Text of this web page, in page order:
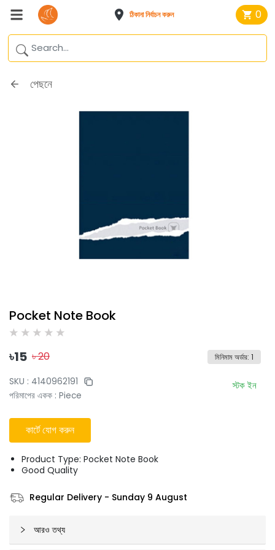
ঠিকানা নির্বাচন করুন 0
পেছনে
Pocket Note Book
৳15 ৳20 মিনিমাম অর্ডার: 1
SKU : 4140962191
পরিমাপের একক : Piece
স্টক ইন
কার্টে যোগ করুন
Product Type: Pocket Note Book
Good Quality
Regular Delivery - Sunday 9 August
আরও তথ্য